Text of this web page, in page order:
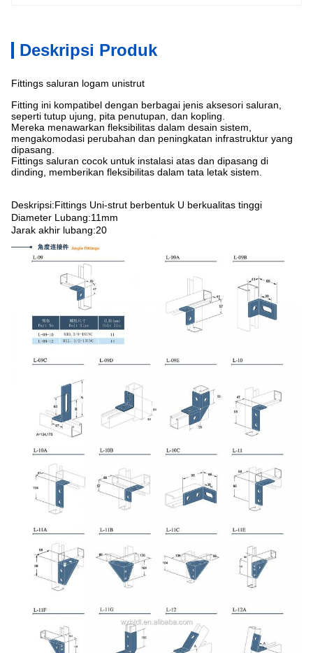
Deskripsi Produk
Fittings saluran logam unistrut
Fitting ini kompatibel dengan berbagai jenis aksesori saluran,
seperti tutup ujung, pita penutupan, dan kopling.
Mereka menawarkan fleksibilitas dalam desain sistem,
mengakomodasi perubahan dan peningkatan infrastruktur yang
dipasang.
Fittings saluran cocok untuk instalasi atas dan dipasang di
dinding, memberikan fleksibilitas dalam tata letak sistem.
Deskripsi:Fittings Uni-strut berbentuk U berkualitas tinggi
Diameter Lubang:11mm
Jarak akhir lubang:20